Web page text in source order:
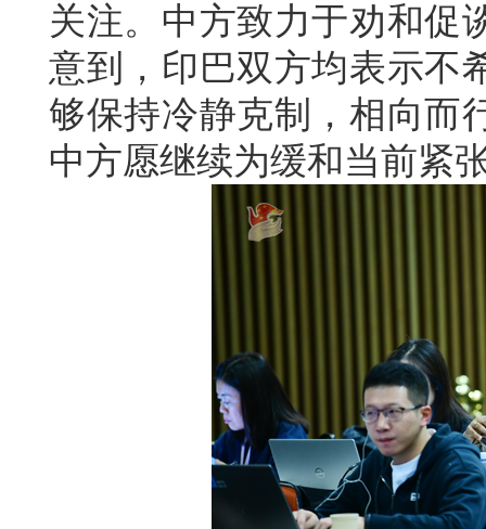
关注。中方致力于劝和促
意到，印巴双方均表示不
够保持冷静克制，相向而
中方愿继续为缓和当前紧